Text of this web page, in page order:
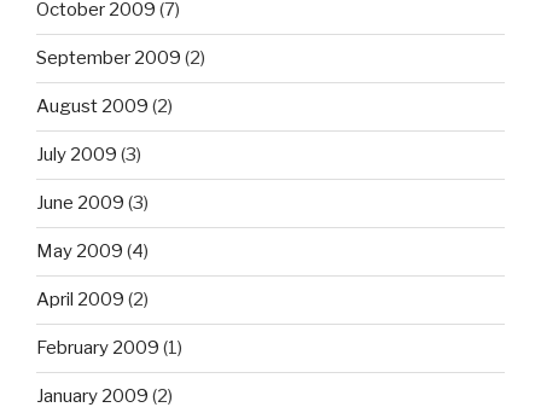
October 2009 (7)
September 2009 (2)
August 2009 (2)
July 2009 (3)
June 2009 (3)
May 2009 (4)
April 2009 (2)
February 2009 (1)
January 2009 (2)